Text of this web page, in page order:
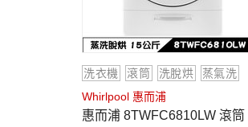
洗衣機 滾筒 洗脫烘
蒸氣洗
Whirlpool 惠而浦
惠而浦 8TWFC6810LW 滾筒